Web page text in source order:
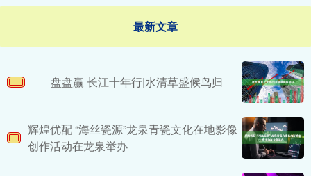
最新文章
盘盘赢 长江十年行|水清草盛候鸟归
辉煌优配 “海丝瓷源”龙泉青瓷文化在地影像
创作活动在龙泉举办